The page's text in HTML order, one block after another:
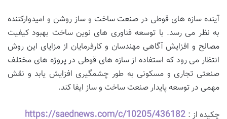
آینده سازه های قوطی در صنعت ساخت و ساز روشن و امیدوارکننده
به نظر می رسد. با توسعه فناوری های نوین ساخت بهبود کیفیت
مصالح و افزایش آگاهی مهندسان و کارفرمایان از مزایای این روش
انتظار می رود که استفاده از سازه های قوطی در پروژه های مختلف
صنعتی تجاری و مسکونی به طور چشمگیری افزایش یابد و نقش
مهمی در توسعه پایدار صنعت ساخت و ساز ایفا کند.
چکیده از :